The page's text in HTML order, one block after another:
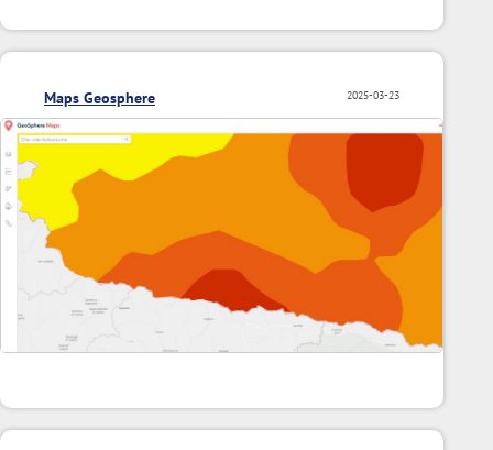
2025-03-23
Maps Geosphere